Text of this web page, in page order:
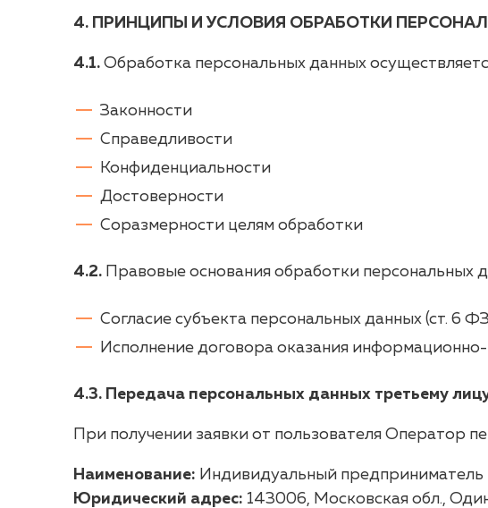
4. ПРИНЦИПЫ И УСЛОВИЯ ОБРАБОТКИ
4.1. Обработка персональных данных
Законности
Справедливости
Конфиденциальности
Достоверности
Соразмерности целям обработки
4.2. Правовые основания обработки персональных
Согласие субъекта персональных данных (ст. 6
Исполнение договора оказания информационно-
4.3. Передача персональных данных третьему
При получении заявки от пользователя Оператор
Наименование: Индивидуальный
Юридический адрес: 143006, Московская обл.,